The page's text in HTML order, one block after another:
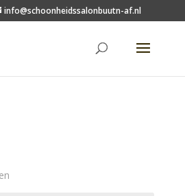
info@schoonheidssalonbuutn-af.nl